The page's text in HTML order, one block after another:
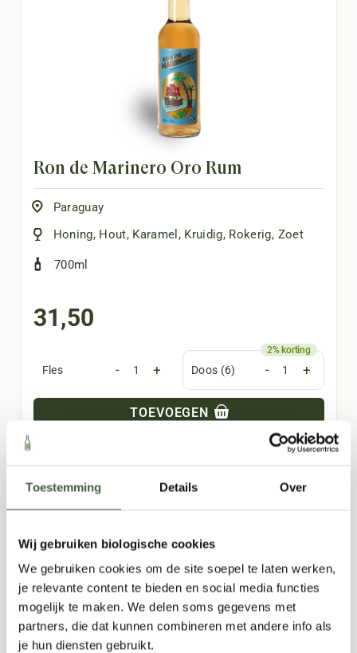
Toestemming Details Over
Wij gebruiken biologische cookies
We gebruiken cookies om de site soepel te laten werken,
je relevante content te bieden en social media functies
mogelijk te maken. We delen soms gegevens met
partners, die dat kunnen combineren met andere info als
je hun diensten gebruikt.
Ron de Marinero Oro Rum
Paraguay
Honing, Hout, Karamel , Kruidig, Rokerig, Zoet
700ml
31,50
Fles - + Doos (6) - +
TOEVOEGEN